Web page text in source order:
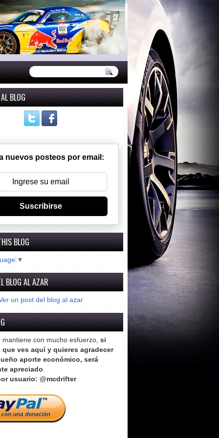
BLOG
nuevos posteos por email:
Suscribirse
BLOG
▼
BLOG AL AZAR
un post del blog al azar
mantiene con mucho esfuerzo, si
ves aquí y quieres agradecer
aporte económico, será
apreciado.
usuario: @mcdrifter